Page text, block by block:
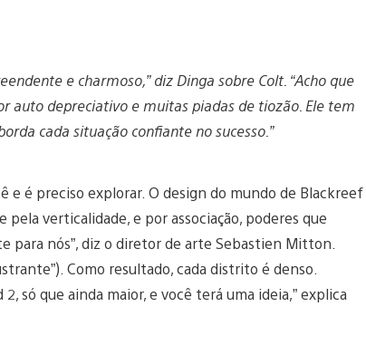
e charmoso,” diz Dinga sobre Colt. “Acho que
auto depreciativo e muitas piadas de tiozão. Ele tem
cada situação confiante no sucesso.”
e é preciso explorar. O design do mundo de Blackreef
verticalidade, e por associação, poderes que
para nós”, diz o diretor de arte Sebastien Mitton.
Como resultado, cada distrito é denso.
só que ainda maior, e você terá uma ideia,” explica